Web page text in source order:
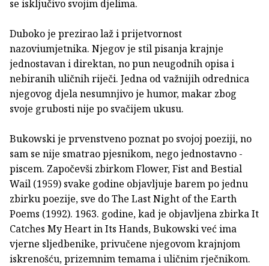
se isključivo svojim djelima.
Duboko je prezirao laž i prijetvornost
nazoviumjetnika. Njegov je stil pisanja krajnje
jednostavan i direktan, no pun neugodnih opisa i
nebiranih uličnih riječi. Jedna od važnijih odrednica
njegovog djela nesumnjivo je humor, makar zbog
svoje grubosti nije po svačijem ukusu.
Bukowski je prvenstveno poznat po svojoj poeziji, no
sam se nije smatrao pjesnikom, nego jednostavno -
piscem. Započevši zbirkom Flower, Fist and Bestial
Wail (1959) svake godine objavljuje barem po jednu
zbirku poezije, sve do The Last Night of the Earth
Poems (1992). 1963. godine, kad je objavljena zbirka It
Catches My Heart in Its Hands, Bukowski već ima
vjerne sljedbenike, privučene njegovom krajnjom
iskrenošću, prizemnim temama i uličnim rječnikom.